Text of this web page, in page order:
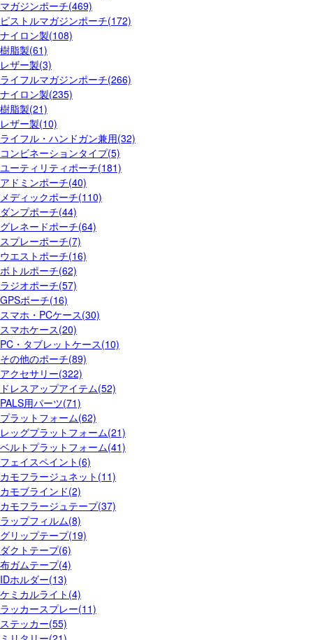
マガジンポーチ(469)
ピストルマガジンポーチ(172)
ナイロン製(108)
樹脂製(61)
レザー製(3)
ライフルマガジンポーチ(266)
ナイロン製(235)
樹脂製(21)
レザー製(10)
ライフル・ハンドガン兼用(32)
コンビネーションタイプ(5)
ユーティリティポーチ(181)
アドミンポーチ(40)
メディックポーチ(110)
ダンプポーチ(44)
グレネードポーチ(64)
スプレーポーチ(7)
ウエストポーチ(16)
ボトルポーチ(62)
ラジオポーチ(57)
GPSポーチ(16)
スマホ・PCケース(30)
スマホケース(20)
PC・タブレットケース(10)
その他のポーチ(89)
アクセサリー(322)
ドレスアップアイテム(52)
PALS用パーツ(71)
プラットフォーム(62)
レッグプラットフォーム(21)
ベルトプラットフォーム(41)
フェイスペイント(6)
カモフラージュネット(11)
カモブラインド(2)
カモフラージュテープ(37)
ラップフィルム(8)
グリップテープ(19)
ダクトテープ(6)
布ガムテープ(4)
IDホルダー(13)
ケミカルライト(4)
ラッカースプレー(11)
ステッカー(55)